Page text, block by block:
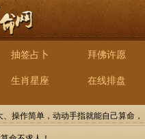
抽签占卜 拜佛许愿
生肖星座 在线排盘
操作简单，动动手指就能自己算命，